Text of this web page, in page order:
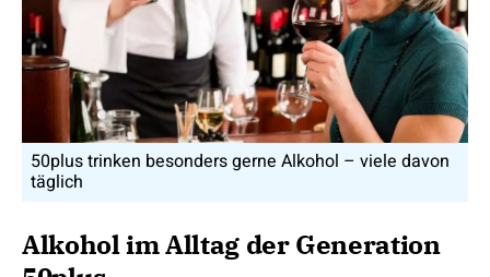
50plus trinken besonders gerne Alkohol – viele davon
täglich
Alkohol im Alltag der Generation